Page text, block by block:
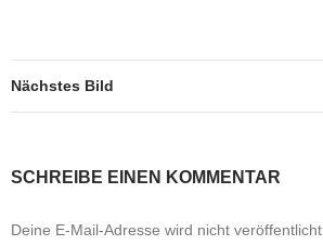
Nächstes Bild
SCHREIBE EINEN KOMMENTAR
Deine E-Mail-Adresse wird nicht veröffentlicht.